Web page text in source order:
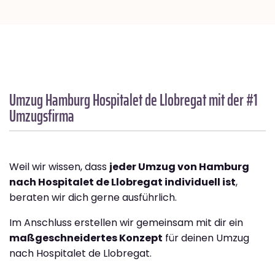
Umzug HamburgHospitalet de Llobregatmit der #1
Umzugsfirma
Weil wir wissen, dass jeder Umzug von Hamburg
nach Hospitalet de Llobregat individuell ist,
beraten wir dich gerne ausführlich.
Im Anschluss erstellen wir gemeinsam mit dir ein
maßgeschneidertes Konzept für deinen Umzug
nach Hospitalet de Llobregat.